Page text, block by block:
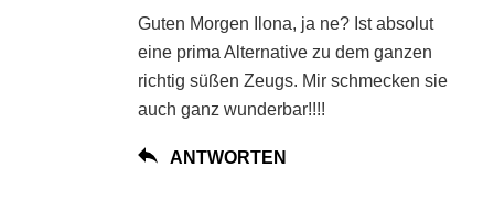
Guten Morgen Ilona, ja ne? Ist absolut
eine prima Alternative zu dem ganzen
richtig süßen Zeugs. Mir schmecken sie
auch ganz wunderbar!!!!
ANTWORTEN